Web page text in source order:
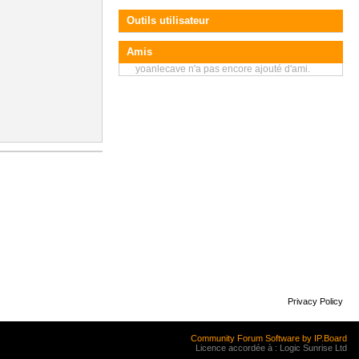
Outils utilisateur
Amis
yoanlecave n'a pas encore ajouté d'ami.
Privacy Policy
Community Forum Software by IP.Board
Licence accordée à : Logic Sunrise Ltd